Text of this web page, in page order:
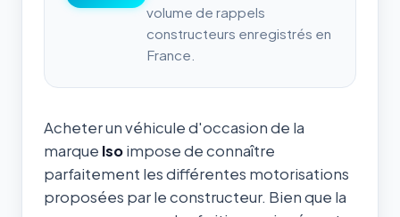
volume de rappels
constructeurs enregistrés en
France.
Acheter un véhicule d'occasion de la
marque Isoimpose de connaître
parfaitement les différentes motorisations
proposées par le constructeur. Bien que la